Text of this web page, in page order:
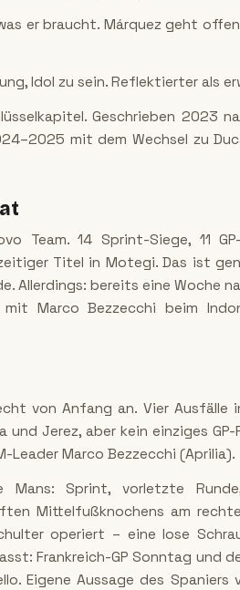
er braucht. Márquez geht
Idol zu sein. Reflektierter als
Geschrieben 2023
mit dem Wechsel zu
Team. 14 Sprint-Siege, 11
Titel in Motegi. Das ist
Allerdings: bereits eine Woche
Marco Bezzecchi beim
von Anfang an. Vier Ausfälle
Jerez, aber kein einziges
Leader Marco Bezzecchi (Aprilia).
Sprint, vorletzte
Mittelfußknochens am
operiert – eine lose
Frankreich-GP Sonntag und
Eigene Aussage des Spaniers